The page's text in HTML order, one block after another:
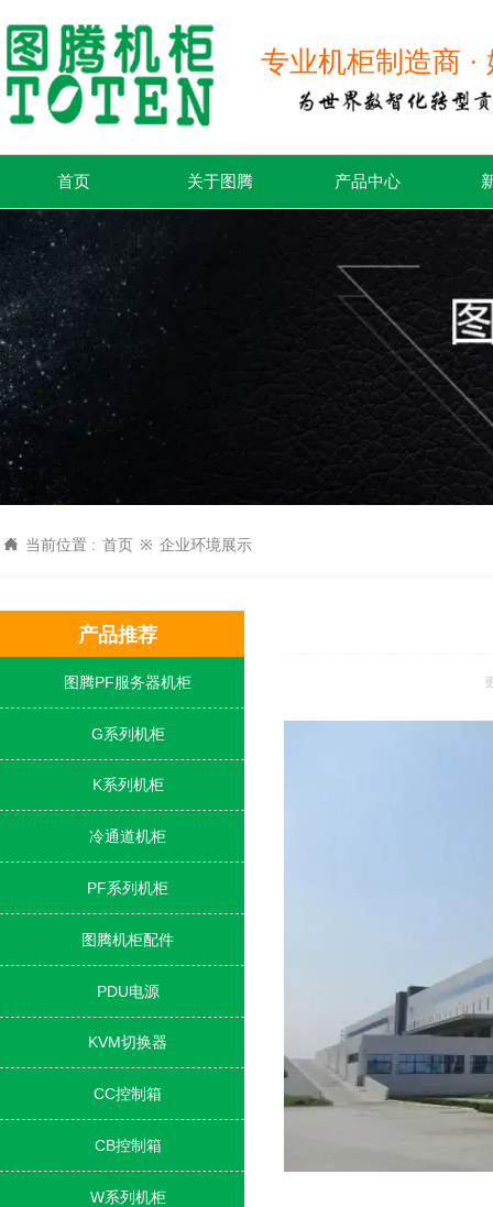
专业机柜制造商 ·
首页 关于图腾 产品中心
 当前位置 : 首页 ※ 企业环境展示
图腾PF服务器机柜
G系列机柜
K系列机柜
冷通道机柜
PF系列机柜
图腾机柜配件
PDU电源
KVM切换器
CC控制箱
CB控制箱
W系列机柜
产品推荐